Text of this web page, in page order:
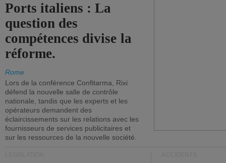
Ports italiens : La
question des
compétences divise la
réforme.
Rome
Lors de la conférence Confitarma, Rixi
défend la nouvelle salle de contrôle
nationale, tandis que les experts et les
opérateurs demandent des
éclaircissements sur les relations avec les
fournisseurs de services publicitaires et
sur les ressources de la nouvelle société.